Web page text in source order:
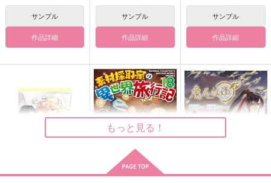
壱途屋
550 （税込）
作品詳細
サンプル
作品詳細
サンプル
作品詳細
サンプル
作品詳細
もっと見る！